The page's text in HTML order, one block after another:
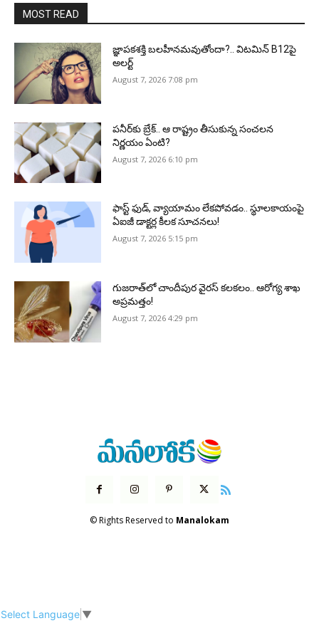
MOST READ
జ్ఞాపకశక్తి బలహీనమవుతోందా?.. విటమిన్ B12పై
అలర్ట్
August 7, 2026 7:08 pm
పనీర్‌కు బ్రేక్.. ఆ రాష్ట్రం తీసుకున్న సంచలన
నిర్ణయం ఏంటి?
August 7, 2026 6:10 pm
ఫాస్ట్ ఫుడ్, వ్యాయామం లేకపోవడం.. స్థూలకాయంపై
ఏఐజీ డాక్టర్ల కీలక సూచనలు!
August 7, 2026 5:15 pm
గుజరాత్‌లో చాందీపుర వైరస్ కలకలం.. ఆరోగ్య శాఖ
అప్రమత్తం!
August 7, 2026 4:29 pm
© Rights Reserved to Manalokam
Select Language ▼